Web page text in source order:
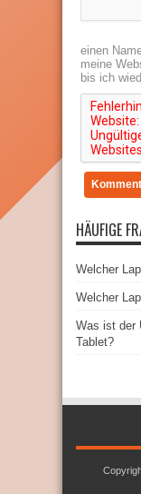
einen
meine
bis ich
HÄUFIGE
Welcher
Welcher
Was ist der
Tablet?